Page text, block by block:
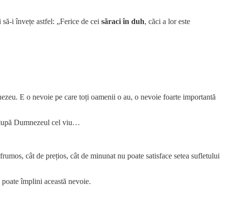
i învețe astfel: „Ferice de cei săraci în duh, căci a lor este
E o nevoie pe care toți oamenii o au, o nevoie foarte importantă
Dumnezeul cel viu…
cât de prețios, cât de minunat nu poate satisface setea sufletului
poate împlini această nevoie.